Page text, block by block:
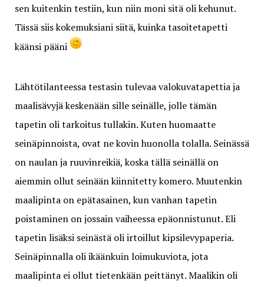
sen kuitenkin testiin, kun niin moni sitä oli kehunut.
Tässä siis kokemuksiani siitä, kuinka tasoitetapetti
käänsi pääni
Lähtötilanteessa testasin tulevaa valokuvatapettia ja
maalisävyjä keskenään sille seinälle, jolle tämän
tapetin oli tarkoitus tullakin. Kuten huomaatte
seinäpinnoista, ovat ne kovin huonolla tolalla. Seinässä
on naulan ja ruuvinreikiä, koska tällä seinällä on
aiemmin ollut seinään kiinnitetty komero. Muutenkin
maalipinta on epätasainen, kun vanhan tapetin
poistaminen on jossain vaiheessa epäonnistunut. Eli
tapetin lisäksi seinästä oli irtoillut kipsilevypaperia.
Seinäpinnalla oli ikäänkuin loimukuviota, jota
maalipinta ei ollut tietenkään peittänyt. Maalikin oli